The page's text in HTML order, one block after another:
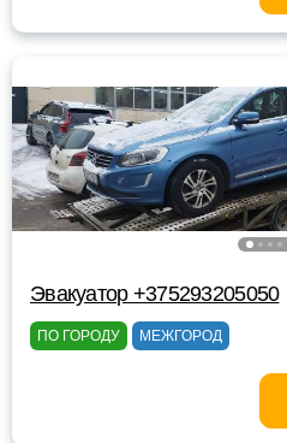
Эвакуатор +375293205050
ПО ГОРОДУ МЕЖГОРОД